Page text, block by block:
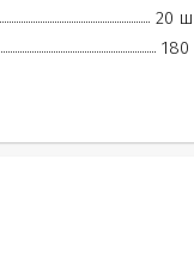
20
180